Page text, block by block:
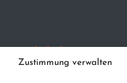
Zustimmung verwalten